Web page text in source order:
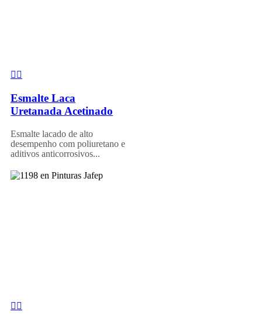
Esmalte Laca
Uretanada Acetinado
Esmalte lacado de alto
desempenho com poliuretano e
aditivos anticorrosivos...